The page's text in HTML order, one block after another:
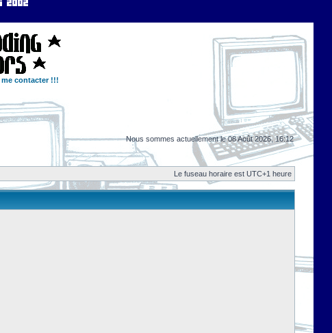
me contacter !!!
Nous sommes actuellement le 08 Août 2026, 16:12
Le fuseau horaire est UTC+1 heure